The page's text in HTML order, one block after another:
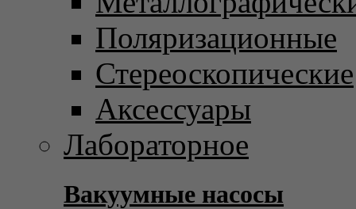
Поляризационные
Стереоскопические
Аксессуары
Лабораторное
Вакуумные насосы